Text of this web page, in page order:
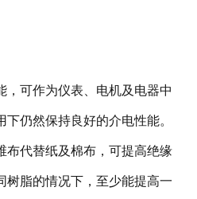
，可作为仪表、电机及电器中
仍然保持良好的介电性能。
布代替纸及棉布，可提高绝缘
树脂的情况下，至少能提高一